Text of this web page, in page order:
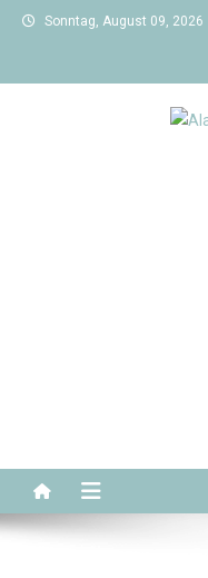
Skip
Sonntag, August 09, 2026